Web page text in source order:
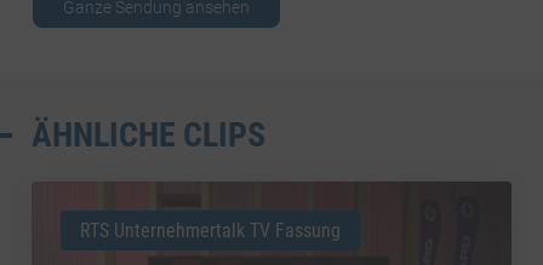
Ganze Sendung ansehen
ÄHNLICHE CLIPS
RTS Unternehmertalk TV Fassung